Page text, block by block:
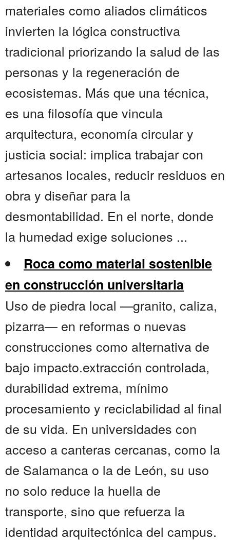
materiales como aliados climáticos
invierten la lógica constructiva
tradicional priorizando la salud de las
personas y la regeneración de
ecosistemas. Más que una técnica,
es una filosofía que vincula
arquitectura, economía circular y
justicia social: implica trabajar con
artesanos locales, reducir residuos en
obra y diseñar para la
desmontabilidad. En el norte, donde
la humedad exige soluciones ...
Roca como material sostenible
en construcción universitaria
Uso de piedra local —granito, caliza,
pizarra— en reformas o nuevas
construcciones como alternativa de
bajo impacto.extracción controlada,
durabilidad extrema, mínimo
procesamiento y reciclabilidad al final
de su vida. En universidades con
acceso a canteras cercanas, como la
de Salamanca o la de León, su uso
no solo reduce la huella de
transporte, sino que refuerza la
identidad arquitectónica del campus.